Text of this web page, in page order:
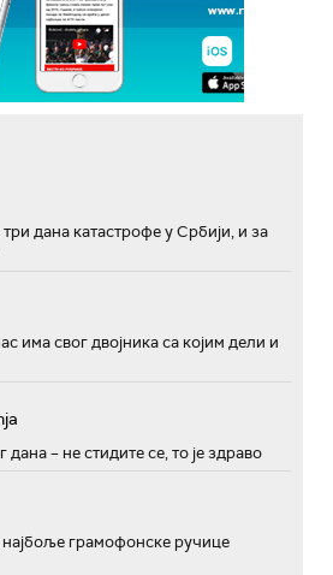
дана катастрофе у Србији, и за
има свог двојника са којим дели и
дана – не стидите се, то је здраво
грамофонске ручице